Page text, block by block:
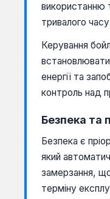
використанню
тривалого
Керування
енергії та
контроль над
Безпека та
Безпека є
який
замерзання,
терміну